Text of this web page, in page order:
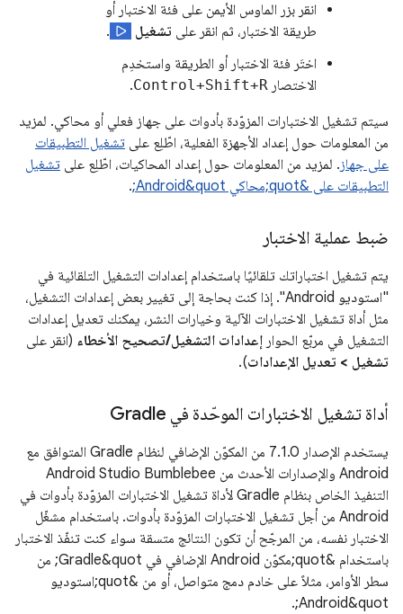
انقر بزر الماوس الأيمن على فئة الاختبار أو
طريقة الاختبار، ثم انقر على تشغيل
.
اختَر فئة الاختبار أو الطريقة واستخدِم
الاختصار Control+Shift+R
.
سيتم تشغيل الاختبارات المزوّدة بأدوات على جهاز فعلي أو محاكي. لمزيد
من المعلومات حول إعداد الأجهزة الفعلية، اطّلِع على تشغيل التطبيقات
على جهاز. لمزيد من المعلومات حول إعداد المحاكيات، اطّلِع على تشغيل
التطبيقات على &quot;محاكي Android&quot;
.
ضبط عملية الاختبار
يتم تشغيل اختباراتك تلقائيًا باستخدام إعدادات التشغيل التلقائية في
"استوديو Android". إذا كنت بحاجة إلى تغيير بعض إعدادات التشغيل،
مثل أداة تشغيل الاختبارات الآلية وخيارات النشر، يمكنك تعديل إعدادات
التشغيل في مربّع الحوار إعدادات التشغيل/تصحيح الأخطاء (انقر على
تشغيل > تعديل الإعدادات).
أداة تشغيل الاختبارات الموحّدة في Gradle
يستخدم الإصدار 7.1.0 من المكوّن الإضافي لنظام Gradle المتوافق مع
Android والإصدارات الأحدث من Android Studio Bumblebee
التنفيذ الخاص بنظام Gradle لأداة تشغيل الاختبارات المزوّدة بأدوات في
Android من أجل تشغيل الاختبارات المزوّدة بأدوات. باستخدام مشغّل
الاختبار نفسه، من المرجّح أن تكون النتائج متسقة سواء كنت تنفّذ الاختبار
باستخدام &quot;مكوّن Android الإضافي في Gradle&quot; من
سطر الأوامر، مثلاً على خادم دمج متواصل، أو من &quot;استوديو
Android&quot;.